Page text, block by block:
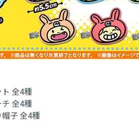
全4種
全4種
子 全4種